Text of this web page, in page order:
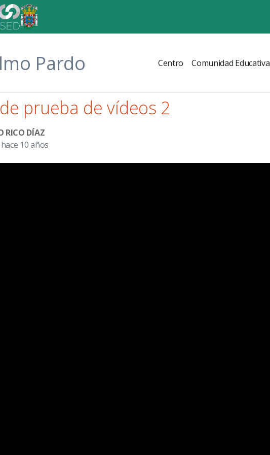
Pardo Centro Comunidad Educativa
prueba de vídeos 2
RICO DÍAZ
10 años